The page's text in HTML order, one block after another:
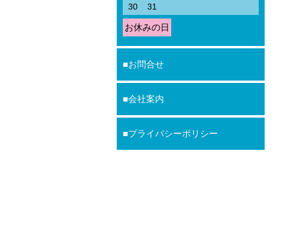
30
31
お休みの日
お問合せ
会社案内
プライバシーポリシー